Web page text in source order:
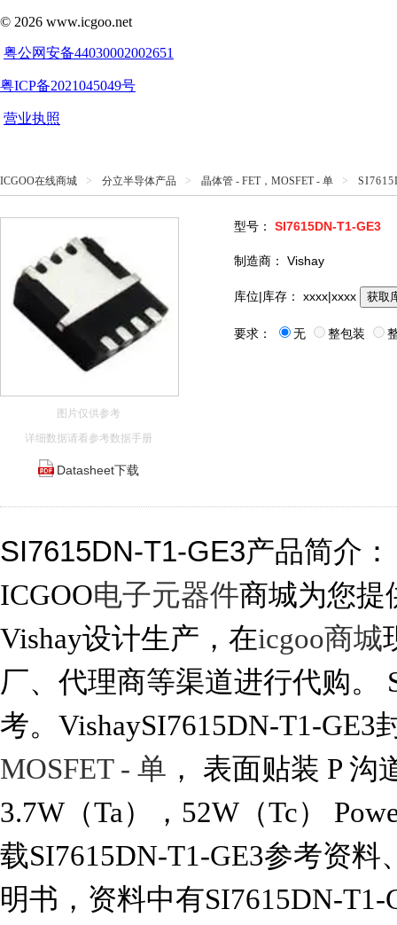
ICGOO在线商城 > 分立半导体产品 > 晶体管 - FET，MOSFET - 单 >
图片仅供参考
详细数据请看参考数据手册
Datasheet下载
型号： SI7615DN-T1-GE3
制造商： Vishay
库位|库存： xxxx|xxxx 获取
要求： 无 整包装
SI7615DN-T1-GE3产品简介：
ICGOO电子元器件商城为您提
Vishay设计生产，在icgoo商城
厂、代理商等渠道进行代购。
考。VishaySI7615DN-T1-GE3
MOSFET - 单 ， 表面贴装 P 沟
3.7W（Ta），52W（Tc）
载SI7615DN-T1-GE3参考资料
明书，资料中有SI7615DN-